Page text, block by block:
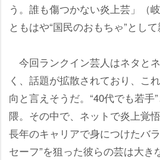
う。誰も傷つかない炎上芸」（
ともはや“国民のおもちゃ”として
今回ランクイン芸人はネタと
く、話題が拡散されており、こ
向と言えそうだ。“40代でも若手
隈。その中で、ネットで炎上覚
長年のキャリアで身につけたバ
セーフ”を狙った彼らの芸は大き